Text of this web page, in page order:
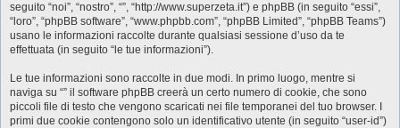
seguito “noi”, “nostro”, “”, “http://www.superzeta.it”) e phpBB (in seguito “essi”,
“loro”, “phpBB software”, “www.phpbb.com”, “phpBB Limited”, “phpBB Teams”)
usano le informazioni raccolte durante qualsiasi sessione d’uso da te
effettuata (in seguito “le tue informazioni”).
Le tue informazioni sono raccolte in due modi. In primo luogo, mentre si
naviga su “” il software phpBB creerà un certo numero di cookie, che sono
piccoli file di testo che vengono scaricati nei file temporanei del tuo browser. I
primi due cookie contengono solo un identificativo utente (in seguito “user-id”)